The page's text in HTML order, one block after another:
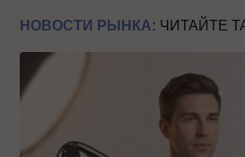
НОВОСТИ РЫНКА: ЧИТАЙТЕ